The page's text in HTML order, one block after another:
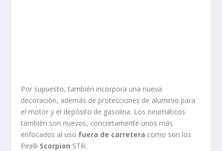
Por supuesto, también incorpora una nueva
decoración, además de protecciones de aluminio para
el motor y el depósito de gasolina. Los neumáticos
también son nuevos, concretamente unos más
enfocados al uso fuera de carretera como son los
Pirelli Scorpion STR.